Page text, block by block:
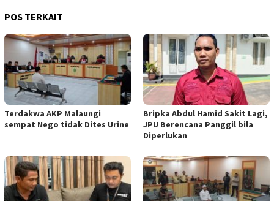
POS TERKAIT
Terdakwa AKP Malaungi
sempat Nego tidak Dites Urine
Bripka Abdul Hamid Sakit Lagi,
JPU Berencana Panggil bila
Diperlukan